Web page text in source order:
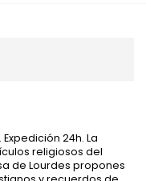
24h. La
religiosos del
de Lourdes propones
-20%